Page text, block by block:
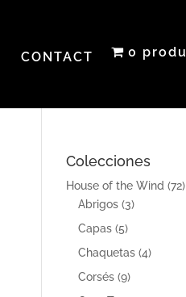
CONTACT 0
Colecciones
House of the Wind (72)
Abrigos (3)
Capas (5)
Chaquetas (4)
Corsés (9)